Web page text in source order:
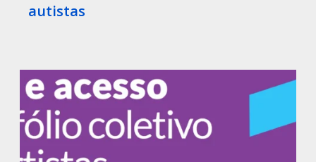
autistas